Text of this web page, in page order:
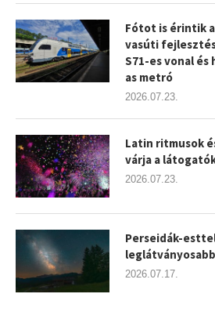
Fótot is érintik
vasúti
S71-es vonal és
as metró
2026.07.23.
Latin ritmusok
várja a
2026.07.23.
Perseidák-
2026.07.17.